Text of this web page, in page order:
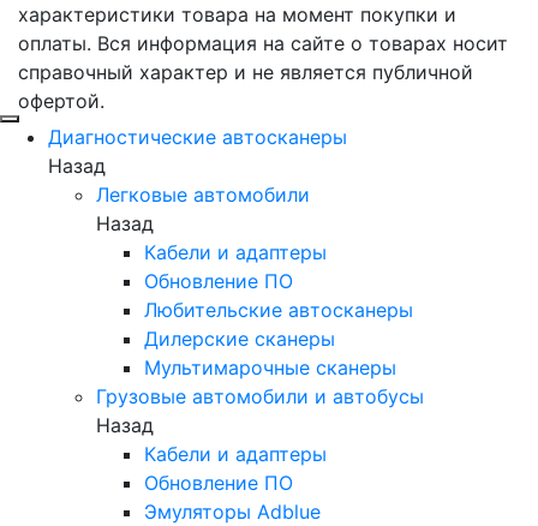
характеристики товара на момент покупки и
оплаты. Вся информация на сайте о товарах носит
справочный характер и не является публичной
офертой.
Диагностические автосканеры
Назад
Легковые автомобили
Назад
Кабели и адаптеры
Обновление ПО
Любительские автосканеры
Дилерские сканеры
Мультимарочные сканеры
Грузовые автомобили и автобусы
Назад
Кабели и адаптеры
Обновление ПО
Эмуляторы Adblue